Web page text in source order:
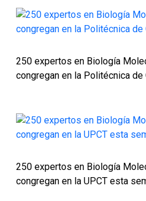
250 expertos en Biología
congregan en la Politécnica de
250 expertos en Biología
congregan en la UPCT esta